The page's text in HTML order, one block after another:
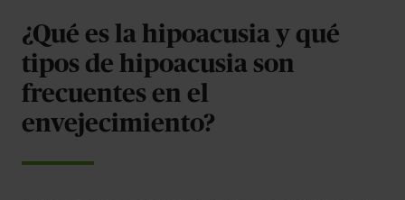
¿Qué es la hipoacusia y qué
tipos de hipoacusia son
frecuentes en el
envejecimiento?